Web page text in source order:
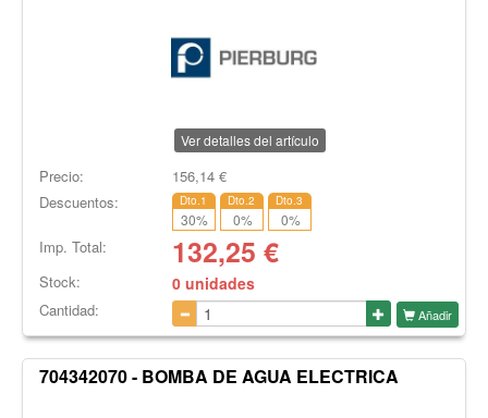
Ver detalles del artículo
Precio: 156,14€
Descuentos:
Dto.1
30%
Dto.2
0%
Dto.3
0%
Imp. Total: 132,25 €
Stock: 0 unidades
Cantidad: Añadir
704342070 - BOMBA DE AGUA ELECTRICA